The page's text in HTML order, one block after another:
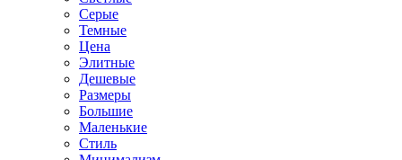
Серые
Темные
Цена
Элитные
Дешевые
Размеры
Большие
Маленькие
Стиль